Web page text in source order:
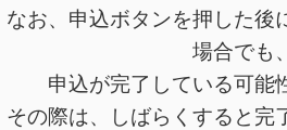
なお、申込ボタンを押した後
場合でも、
申込が完了している可能
その際は、しばらくすると完